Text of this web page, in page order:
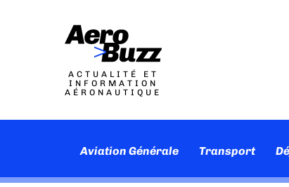
ACTUALITÉ ET
INFORMATION
AÉRONAUTIQUE
Aviation Générale Transport